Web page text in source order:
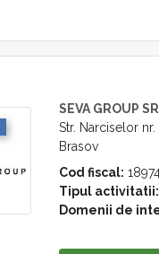
SEVA GROUP
Str. Narciselor nr.
Brasov
Cod fiscal:
Tipul activitatii:
Domenii de